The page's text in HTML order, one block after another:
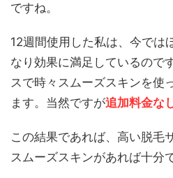
ですね。
12週間使用した私は、今では
なり効果に満足しているので
スで時々スムーズスキンを使
ます。当然ですが追加料金な
この結果であれば、高い脱毛
スムーズスキンがあれば十分